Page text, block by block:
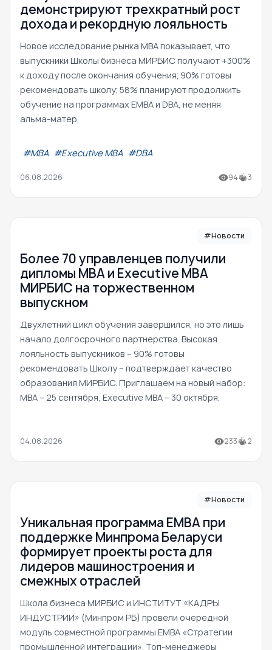
демонстрируют трехкратный рост
дохода и рекордную лояльность
Новое исследование рынка MBA показывает, что
выпускники Школы бизнеса МИРБИС получают +300%
к доходу после окончания обучения; 90% готовы
рекомендовать школу; 58% планируют продолжить
обучение на программах EMBA и DBA, не меняя
альма-матер.
#МВА #Executive MBA #DBA
06.08.2026 94 3
#Новости
Более 70 управленцев получили
дипломы MBA и Executive MBA
МИРБИС на торжественном
выпускном
Двухлетний цикл обучения завершился, но это лишь
начало долгосрочного партнерства. Высокая
лояльность выпускников – 90% готовы
рекомендовать Школу – подтверждает качество
образования МИРБИС. Приглашаем на новый набор:
MBA – 25 сентября, Executive MBA – 30 октября.
04.08.2026 233 2
#Новости
Уникальная программа ЕМВА при
поддержке Минпрома Беларуси
формирует проекты роста для
лидеров машиностроения и
смежных отраслей
Школа бизнеса МИРБИС и ИНСТИТУТ «КАДРЫ
ИНДУСТРИИ» (Минпром РБ) провели очередной
модуль совместной программы EMBA «Стратегии
промышленной интеграции». Топ-менеджеры